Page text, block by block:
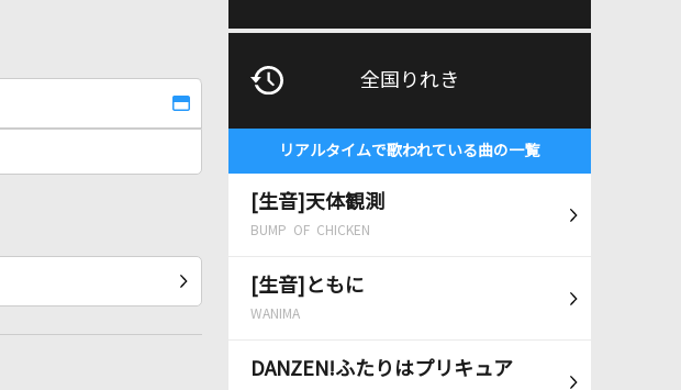
全国りれき
リアルタイムで歌われている曲の一覧
[生音]天体観測
BUMP OF CHICKEN
[生音]ともに
WANIMA
DANZEN!ふたりはプリキュア